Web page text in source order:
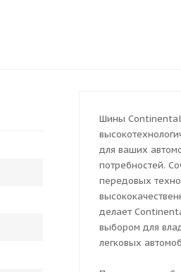
Шины
для ваших
потребностей.
передовых
делает
выбором для
легковых